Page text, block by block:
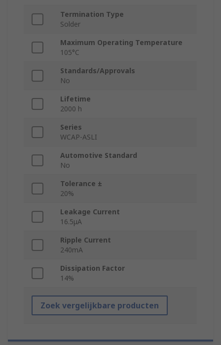
Termination Type
Solder
Maximum Operating Temperature
105°C
Standards/Approvals
No
Lifetime
2000 h
Series
WCAP-ASLI
Automotive Standard
No
Tolerance ±
20%
Leakage Current
16.5μA
Ripple Current
240mA
Dissipation Factor
14%
Zoek vergelijkbare producten